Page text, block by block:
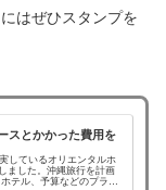
はぜひスタンプを
スとかかった費用を
しているオリエンタルホ
ました。沖縄旅行を計画
テル、予算などのプラン